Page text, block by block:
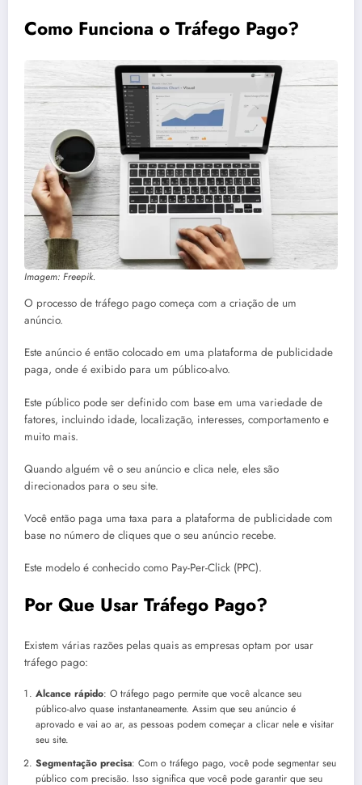
Como Funciona o Tráfego Pago?
Imagem: Freepik.
O processo de tráfego pago começa com a criação de um
anúncio.
Este anúncio é então colocado em uma plataforma de publicidade
paga, onde é exibido para um público-alvo.
Este público pode ser definido com base em uma variedade de
fatores, incluindo idade, localização, interesses, comportamento e
muito mais.
Quando alguém vê o seu anúncio e clica nele, eles são
direcionados para o seu site.
Você então paga uma taxa para a plataforma de publicidade com
base no número de cliques que o seu anúncio recebe.
Este modelo é conhecido como Pay-Per-Click (PPC).
Por Que Usar Tráfego Pago?
Existem várias razões pelas quais as empresas optam por usar
tráfego pago:
Alcance rápido: O tráfego pago permite que você alcance seu
público-alvo quase instantaneamente. Assim que seu anúncio é
aprovado e vai ao ar, as pessoas podem começar a clicar nele e visitar
seu site.
Segmentação precisa: Com o tráfego pago, você pode segmentar seu
público com precisão. Isso significa que você pode garantir que seu